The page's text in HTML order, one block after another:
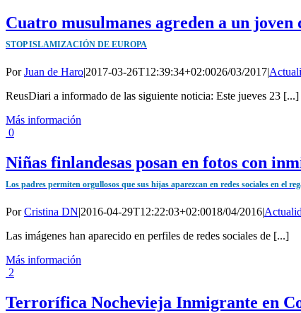
Cuatro musulmanes agreden a un joven
STOP ISLAMIZACIÓN DE EUROPA
PorJuan de Haro|2017-03-26T12:39:34+02:0026/03/2017|
ReusDiari a informado de las siguiente noticia: Este jueves 23 [...]
Más información
0
Niñas finlandesas posan en fotos con
Los padres permiten orgullosos que sus hijas aparezcan en redes sociales en el
PorCristina DN|2016-04-29T12:22:03+02:0018/04/2016|
Las imágenes han aparecido en perfiles de redes sociales de [...]
Más información
2
Terrorífica Nochevieja Inmigrante en